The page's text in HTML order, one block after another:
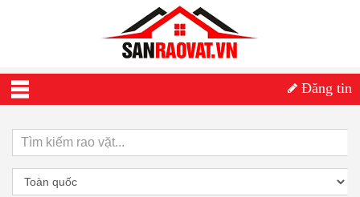
Đăng tin